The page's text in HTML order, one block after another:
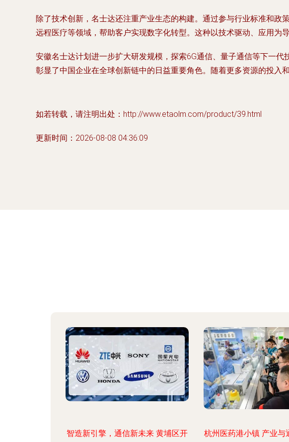
除了技术创新，名士达还注重产业生态的构建。通过参与行业标准和政
远程医疗等领域，帮助客户实现数字化转型。这种以技术驱动、应用为
安徽名士达计划进一步扩大研发规模，探索6G通信、量子通信等下一
彰显了中国企业在全球创新链中的日益重要角色。随着更多资源的投入
如若转载，请注明出处：http://www.etaolm.com/product/39.html
更新时间：2026-08-08 04:36:09
智造新引擎，通信新未来 黄埔区开
杭州医药港小镇 产业与